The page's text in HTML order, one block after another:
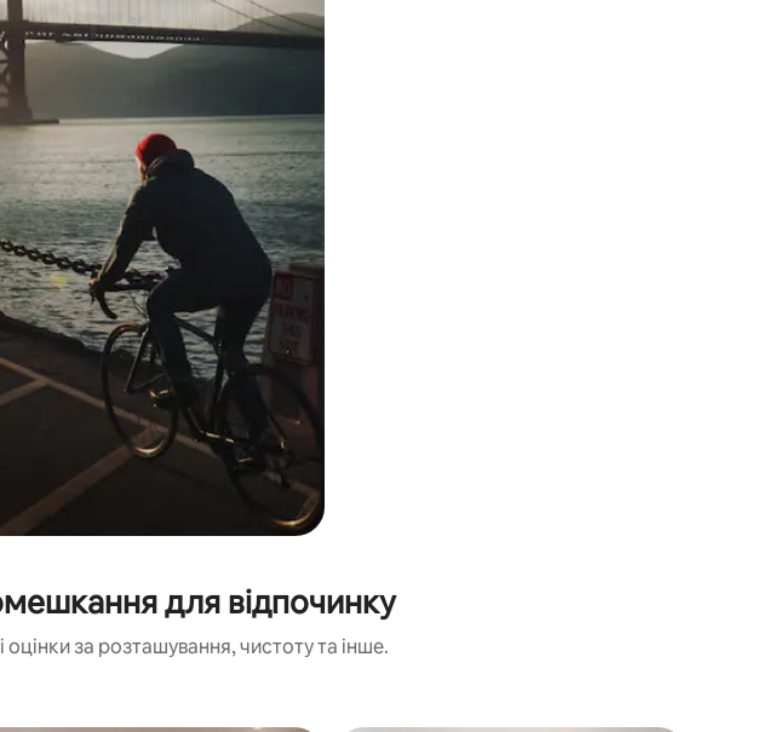
вгору та вниз або жести дотику та гортання.
для відпочинку
за розташування, чистоту та інше.